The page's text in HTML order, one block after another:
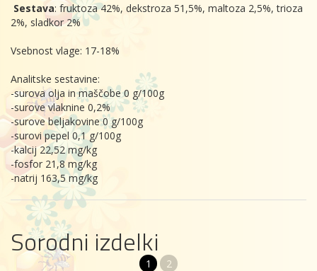
Sestava: fruktoza 42%, dekstroza 51,5%, maltoza 2,5%, trioza
2%, sladkor 2%
Vsebnost vlage: 17-18%
Analitske sestavine:
-surova olja in maščobe 0 g/100g
-surove vlaknine 0,2%
-surove beljakovine 0 g/100g
-surovi pepel 0,1 g/100g
-kalcij 22,52 mg/kg
-fosfor 21,8 mg/kg
-natrij 163,5 mg/kg
Sorodni izdelki
1 2